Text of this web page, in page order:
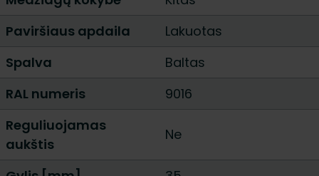
Paviršiaus apdaila
Lakuotas
Spalva
Baltas
RAL numeris
9016
Reguliuojamas
aukštis
Ne